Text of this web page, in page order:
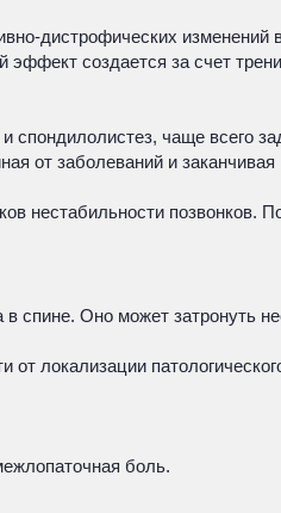
дистрофических
создается за счет
спондилолистез, чаще всего
от заболеваний и
нестабильности позвонков.
спине. Оно может затронуть
локализации
боль.